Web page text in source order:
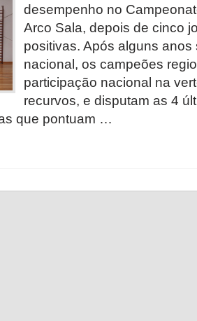
desempenho no
Arco Sala, depois de cinco
positivas. Após alguns
nacional, os campeões
participação nacional na
recurvos, e disputam as 4
que pontuam …